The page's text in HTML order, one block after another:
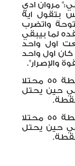
مروان ادي
بتقول اية
واتضرب
لما بيبقي
اول واحد
كان اول واحد
والإصرار".
ورفع الأهلي رصيده إلى النقطة 55 محتلا
25 مباراة في حين يحتل
ورفع الأهلي رصيده إلى النقطة 55 محتلا
25 مباراة في حين يحتل